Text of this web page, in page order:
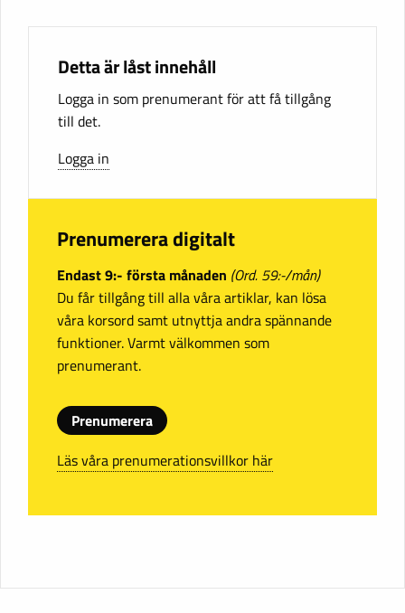
Detta är låst innehåll
Logga in som prenumerant för att få tillgång
till det.
Logga in
Prenumerera digitalt
Endast 9:- första månaden (Ord. 59:-/mån)
Du får tillgång till alla våra artiklar, kan lösa
våra korsord samt utnyttja andra spännande
funktioner. Varmt välkommen som
prenumerant.
Prenumerera
Läs våra prenumerationsvillkor här